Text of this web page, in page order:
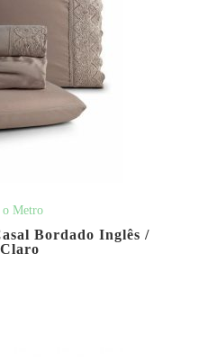
o Metro
Bordado Inglês /